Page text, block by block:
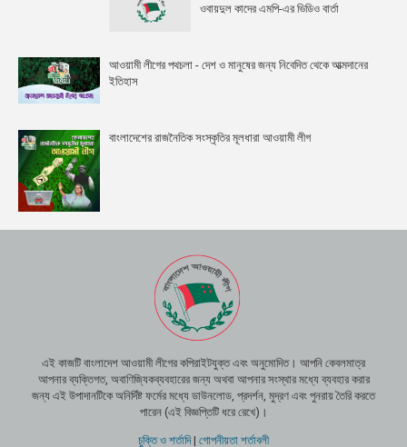
ওবায়দুল কাদের এমপি-এর ভিডিও বার্তা
আওয়ামী লীগের পথচলা - দেশ ও মানুষের জন্য নিবেদিত থেকে আত্মদানের
ইতিহাস
বাংলাদেশের রাজনৈতিক সংস্কৃতির মূলধারা আওয়ামী লীগ
এই কাজটি বাংলাদেশ আওয়ামী লীগের কপিরাইটযুক্ত এবং অনুমোদিত। আপনি কেবলমাত্র
আপনার ব্যক্তিগত, অবাণিজ্যিকব্যবহারের জন্য অথবা আপনার সংস্থার মধ্যে ব্যবহার করার
জন্য এই উপাদানটিকে অনির্দিষ্ট ফর্মের মধ্যে ডাউনলোড, প্রদর্শন, মুদ্রণ এবং পুনরায় তৈরি করতে
পারেন (এই বিজ্ঞপ্তিটি ধরে রেখে)।
চুক্তি ও শর্তাদি| গোপনীয়তা শর্তাবলী